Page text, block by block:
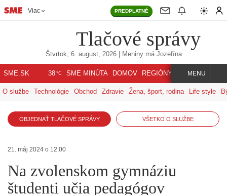
Viac PREDPLATNÉ
Tlačové správy
Štvrtok, 6. august, 2026| Meniny má Jozefína
SME.SK 38℃ SME MINÚTA DOMOV REGIÓNY INDEX SVET
MENU
O službe Technológie Obchod Zdravie Žena, šport, rodina Life style
OBJEDNAŤ TLAČOVÉ SPRÁVY VŠETKO O SLUŽBE
21. máj 2024 o 12:00
Na zvolenskom gymnáziu
študenti učia pedagógov